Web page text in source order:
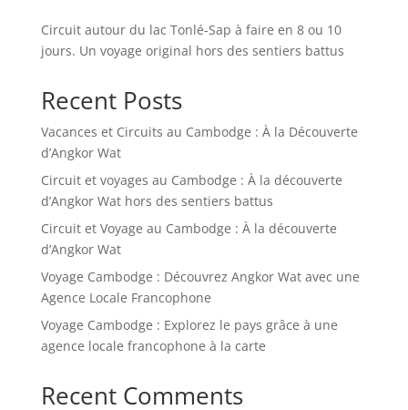
Circuit autour du lac Tonlé-Sap à faire en 8 ou 10
jours. Un voyage original hors des sentiers battus
Recent Posts
Vacances et Circuits au Cambodge : À la Découverte
d’Angkor Wat
Circuit et voyages au Cambodge : À la découverte
d’Angkor Wat hors des sentiers battus
Circuit et Voyage au Cambodge : À la découverte
d’Angkor Wat
Voyage Cambodge : Découvrez Angkor Wat avec une
Agence Locale Francophone
Voyage Cambodge : Explorez le pays grâce à une
agence locale francophone à la carte
Recent Comments